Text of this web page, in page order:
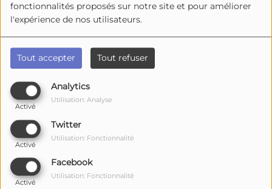
fonctionnalités proposés sur notre site et pour améliorer
l'expérience de nos utilisateurs.
Tout accepter Tout refuser
Analytics
Activé
Utilisation: Analyse
Twitter
Activé
Utilisation: Fonctionnalité
Facebook
Activé
Utilisation: Fonctionnalité
1428 vues
Écouter le podcast
DansStudio Sports
au micro pour évoquer l’actualité sportive locale !